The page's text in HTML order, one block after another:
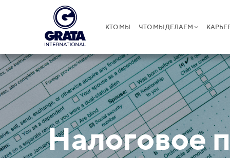
КТО МЫ ЧТО МЫ ДЕЛАЕМ
Налоговое